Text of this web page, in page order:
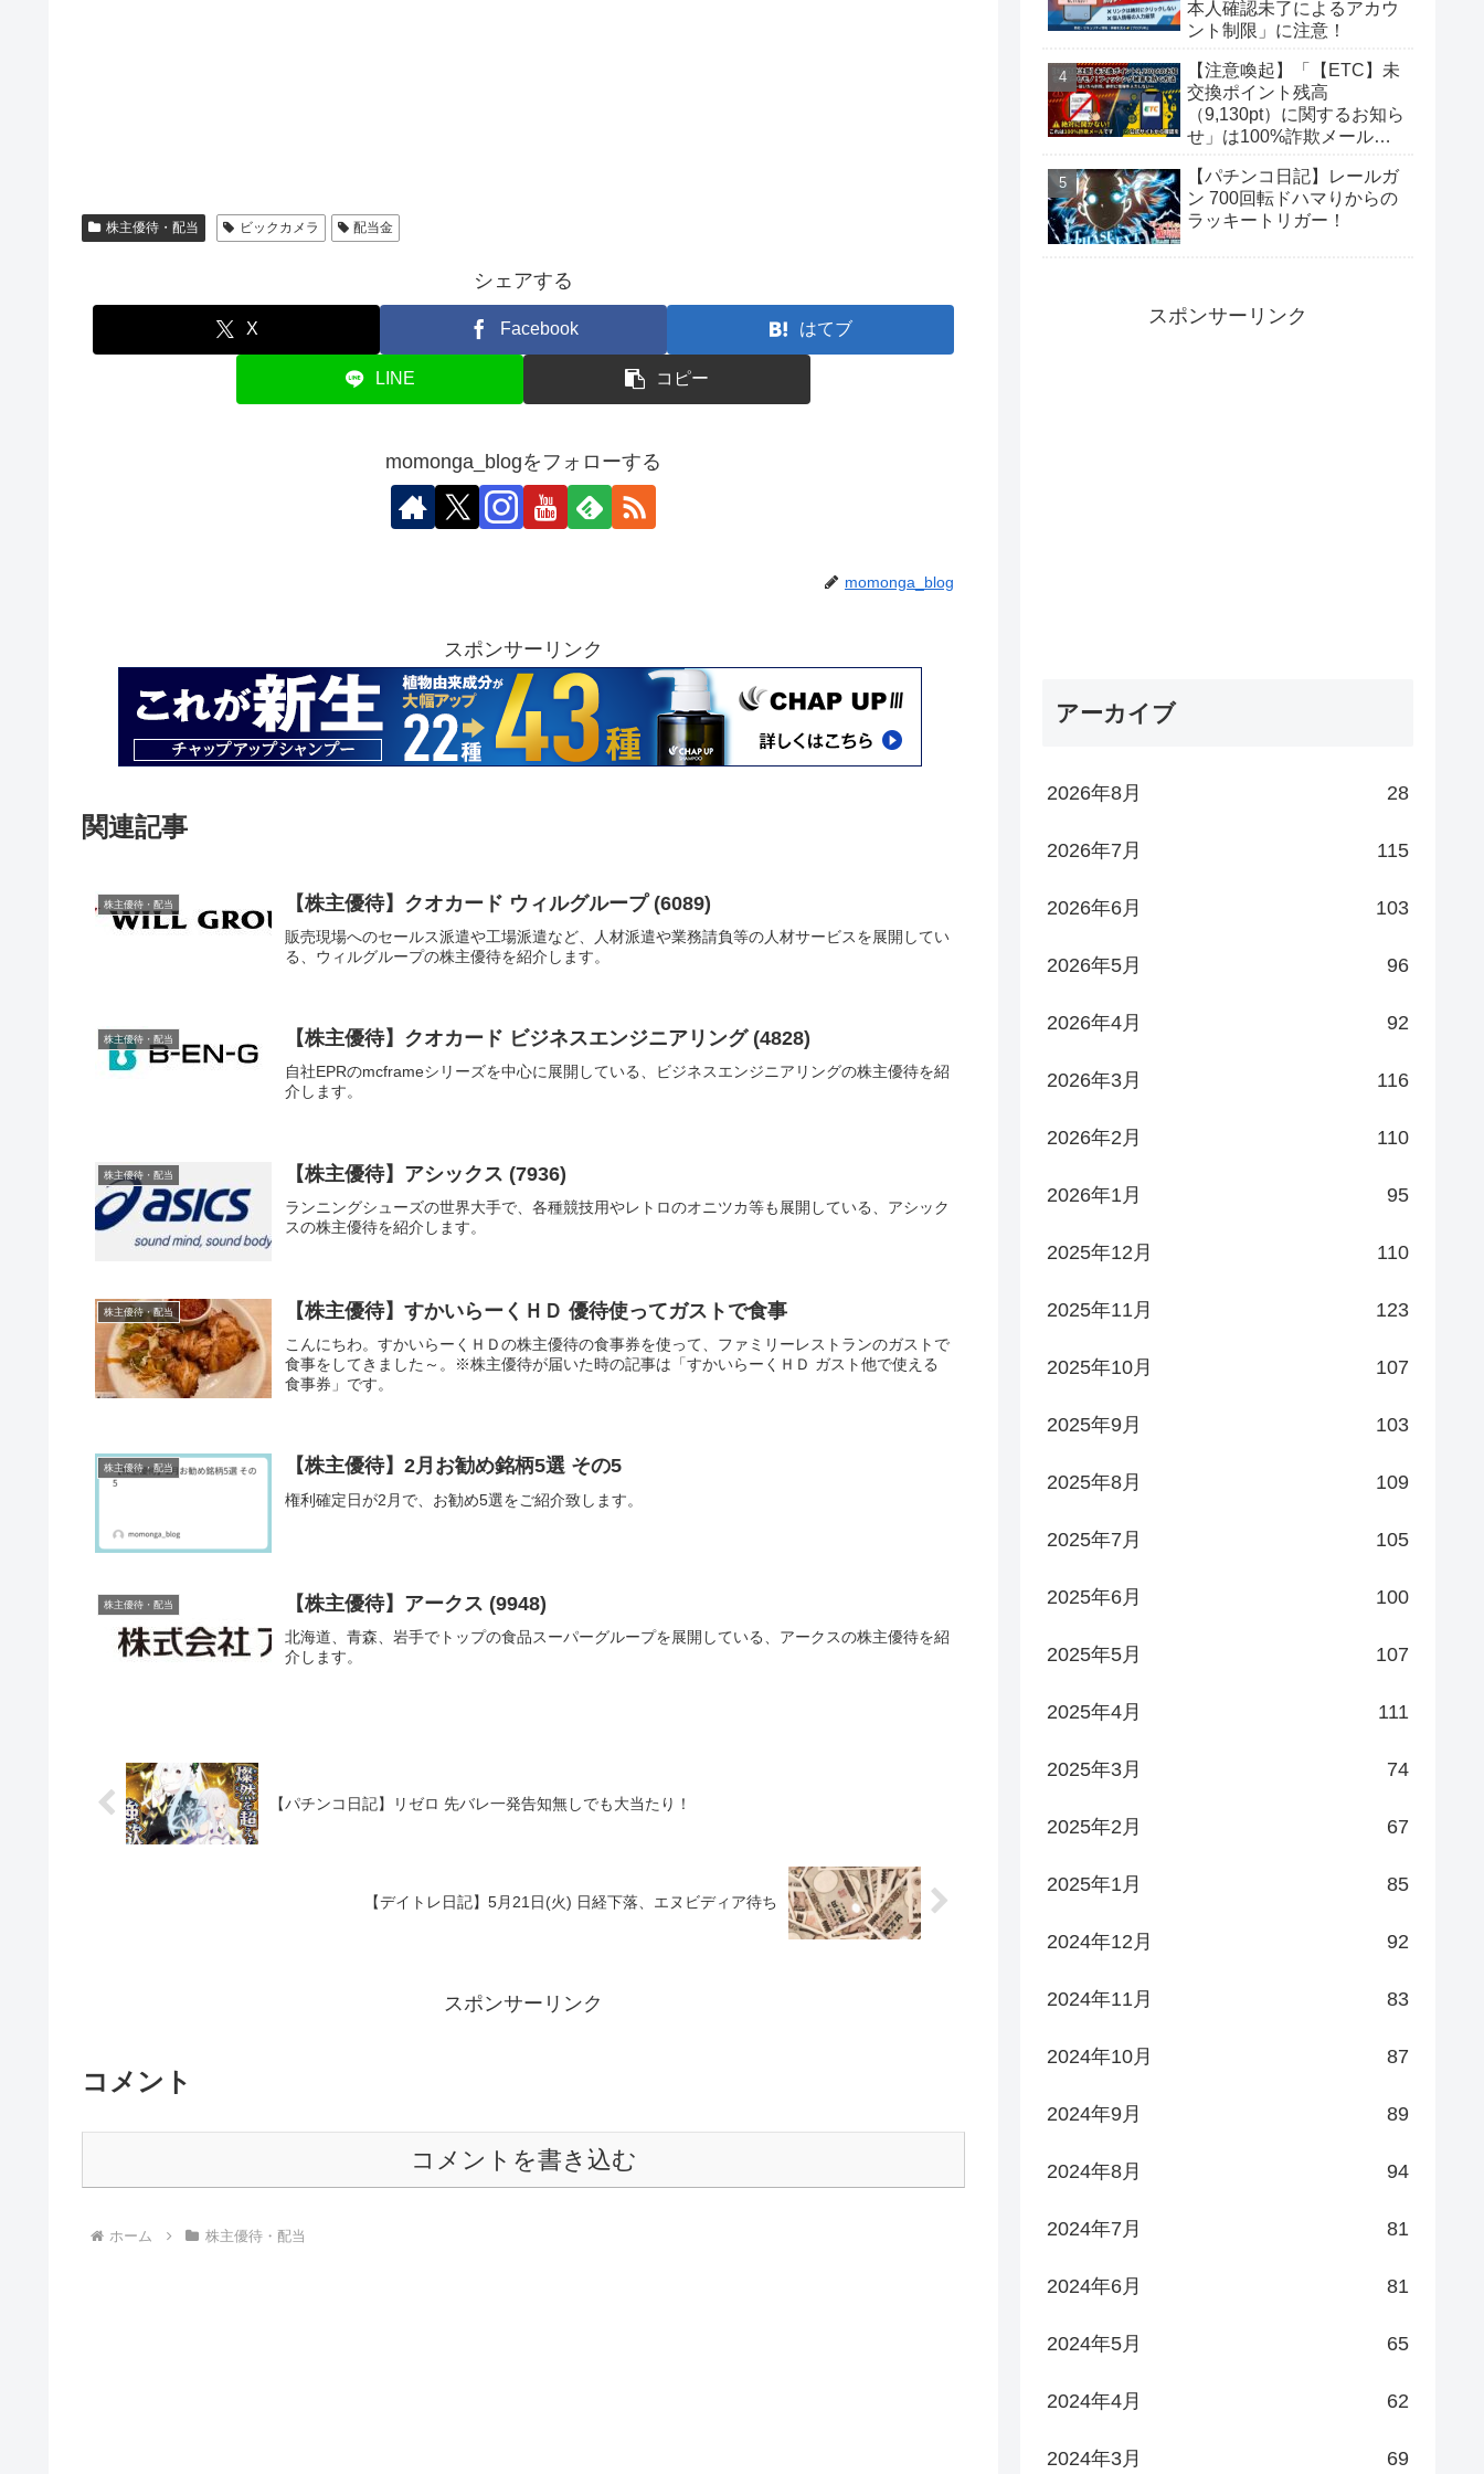
株主優待・配当 ビックカメラ 配当金
シェアする
X Facebook はてブ
LINE コピー
momonga_blogをフォローする
momonga_blog
スポンサーリンク
関連記事
株主優待・配当 【株主優待】クオカード ウィルグループ (6089)
販売現場へのセールス派遣や工場派遣など、人材派遣や業務請負等の人材サービスを展開してい
る、ウィルグループの株主優待を紹介します。
株主優待・配当 【株主優待】クオカード ビジネスエンジニアリング (4828)
自社EPRのmcframeシリーズを中心に展開している、ビジネスエンジニアリングの株主優待を紹
介します。
株主優待・配当 【株主優待】アシックス (7936)
ランニングシューズの世界大手で、各種競技用やレトロのオニツカ等も展開している、アシック
スの株主優待を紹介します。
株主優待・配当 【株主優待】すかいらーくＨＤ 優待使ってガストで食事
こんにちわ。すかいらーくＨＤの株主優待の食事券を使って、ファミリーレストランのガストで
食事をしてきました～。※株主優待が届いた時の記事は「すかいらーくＨＤ ガスト他で使える
食事券」です。
株主優待・配当 【株主優待】2月お勧め銘柄5選 その5
権利確定日が2月で、お勧め5選をご紹介致します。
株主優待・配当 【株主優待】アークス (9948)
北海道、青森、岩手でトップの食品スーパーグループを展開している、アークスの株主優待を紹
介します。
【パチンコ日記】リゼロ 先バレ一発告知無しでも大当たり！
【デイトレ日記】5月21日(火) 日経下落、エヌビディア待ち
スポンサーリンク
コメント
コメントを書き込む
ホーム 株主優待・配当
本人確認未了によるアカウ
ント制限」に注意！
【注意喚起】「【ETC】未
交換ポイント残高
（9,130pt）に関するお知ら
せ」は100%詐欺メール！
【パチンコ日記】レールガ
ン 700回転ドハマりからの
ラッキートリガー！
スポンサーリンク
アーカイブ
2026年8月 28
2026年7月 115
2026年6月 103
2026年5月 96
2026年4月 92
2026年3月 116
2026年2月 110
2026年1月 95
2025年12月 110
2025年11月 123
2025年10月 107
2025年9月 103
2025年8月 109
2025年7月 105
2025年6月 100
2025年5月 107
2025年4月 111
2025年3月 74
2025年2月 67
2025年1月 85
2024年12月 92
2024年11月 83
2024年10月 87
2024年9月 89
2024年8月 94
2024年7月 81
2024年6月 81
2024年5月 65
2024年4月 62
2024年3月 69